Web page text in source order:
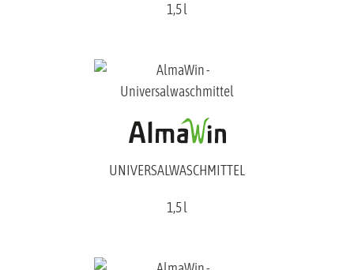
1,5 l
UNIVERSALWASCHMITTEL
1,5 l